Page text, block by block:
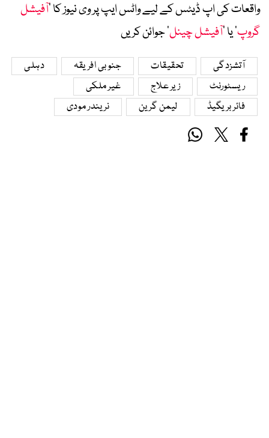
واقعات کی اپ ڈیٹس کے لیے واٹس ایپ پر وی نیوز کا ’آفیشل
گروپ‘ یا ’آفیشل چینل‘ جوائن کریں
آتشزدگی تحقیقات جنوبی افریقہ
دہلی
ریسٹورنٹ
زیر علاج
غیر ملکی
فائر بریگیڈ
لیمن گرین نریندر مودی